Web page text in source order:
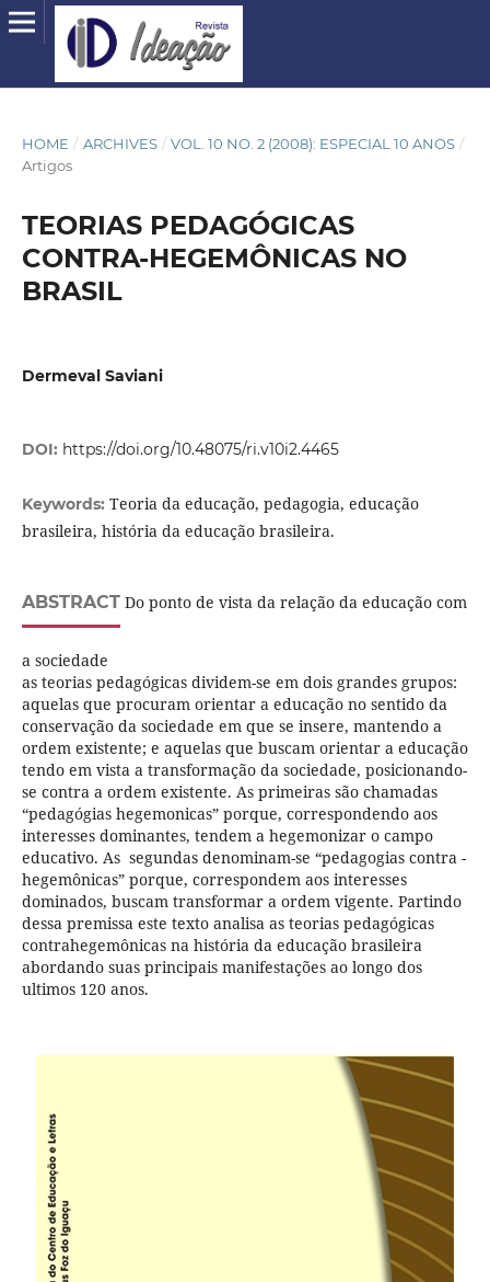
HOME / ARCHIVES / VOL. 10 NO. 2 (2008): ESPECIAL 10 ANOS /
Artigos
TEORIAS PEDAGÓGICAS
CONTRA-HEGEMÔNICAS NO
BRASIL
Dermeval Saviani
DOI: https://doi.org/10.48075/ri.v10i2.4465
Keywords: Teoria da educação, pedagogia, educação
brasileira, história da educação brasileira.
ABSTRACTDo ponto de vista da relação da educação com
a sociedade
as teorias pedagógicas dividem-se em dois grandes grupos:
aquelas que procuram orientar a educação no sentido da
conservação da sociedade em que se insere, mantendo a
ordem existente; e aquelas que buscam orientar a educação
tendo em vista a transformação da sociedade, posicionando-
se contra a ordem existente. As primeiras são chamadas
“pedagógias hegemonicas” porque, correspondendo aos
interesses dominantes, tendem a hegemonizar o campo
educativo. As segundas denominam-se “pedagogias contra -
hegemônicas” porque, correspondem aos interesses
dominados, buscam transformar a ordem vigente. Partindo
dessa premissa este texto analisa as teorias pedagógicas
contrahegemônicas na história da educação brasileira
abordando suas principais manifestações ao longo dos
ultimos 120 anos.